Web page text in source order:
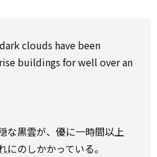
clouds have been
rise buildings forwell overan
な黒雲が、優に一時間以上
にのしかかっている。